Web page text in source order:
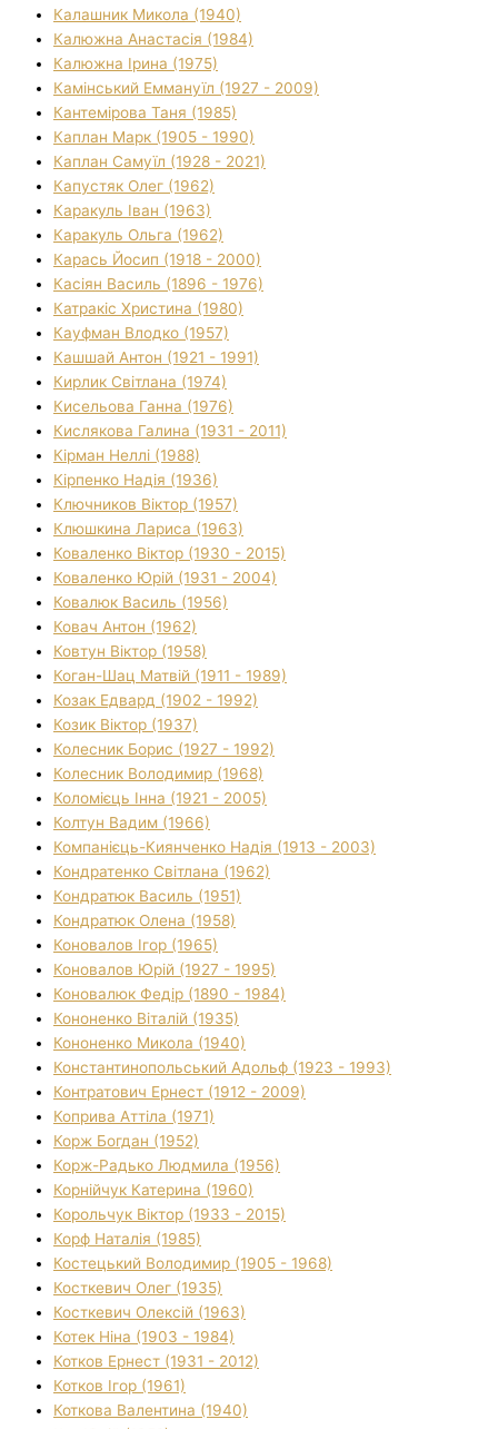
Калашник Микола (1940)
Калюжна Анастасія (1984)
Калюжна Ірина (1975)
Камінський Еммануїл (1927 - 2009)
Кантемірова Таня (1985)
Каплан Марк (1905 - 1990)
Каплан Самуїл (1928 - 2021)
Капустяк Олег (1962)
Каракуль Іван (1963)
Каракуль Ольга (1962)
Карась Йосип (1918 - 2000)
Касіян Василь (1896 - 1976)
Катракіс Христина (1980)
Кауфман Влодко (1957)
Кашшай Антон (1921 - 1991)
Кирлик Світлана (1974)
Кисельова Ганна (1976)
Кислякова Галина (1931 - 2011)
Кірман Неллі (1988)
Кірпенко Надія (1936)
Ключников Віктор (1957)
Клюшкина Лариса (1963)
Коваленко Віктор (1930 - 2015)
Коваленко Юрій (1931 - 2004)
Ковалюк Василь (1956)
Ковач Антон (1962)
Ковтун Віктор (1958)
Коган-Шац Матвій (1911 - 1989)
Козак Едвард (1902 - 1992)
Козик Віктор (1937)
Колесник Борис (1927 - 1992)
Колесник Володимир (1968)
Коломієць Інна (1921 - 2005)
Колтун Вадим (1966)
Компанієць-Киянченко Надія (1913 - 2003)
Кондратенко Світлана (1962)
Кондратюк Василь (1951)
Кондратюк Олена (1958)
Коновалов Ігор (1965)
Коновалов Юрій (1927 - 1995)
Коновалюк Федір (1890 - 1984)
Кононенко Віталій (1935)
Кононенко Микола (1940)
Константинопольський Адольф (1923 - 1993)
Контратович Ернест (1912 - 2009)
Коприва Аттіла (1971)
Корж Богдан (1952)
Корж-Радько Людмила (1956)
Корнійчук Катерина (1960)
Корольчук Віктор (1933 - 2015)
Корф Наталія (1985)
Костецький Володимир (1905 - 1968)
Косткевич Олег (1935)
Косткевич Олексій (1963)
Котек Ніна (1903 - 1984)
Котков Ернест (1931 - 2012)
Котков Ігор (1961)
Коткова Валентина (1940)